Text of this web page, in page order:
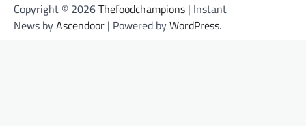
Copyright © 2026Thefoodchampions | Instant
News byAscendoor | Powered byWordPress.